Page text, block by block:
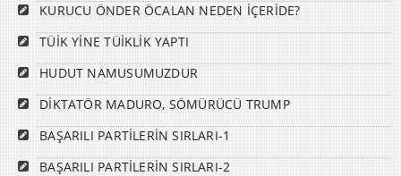
KURUCU ÖNDER ÖCALAN NEDEN İÇERİDE?
TÜİK YİNE TÜİKLİK YAPTI
HUDUT NAMUSUMUZDUR
DİKTATÖR MADURO, SÖMÜRÜCÜ TRUMP
BAŞARILI PARTİLERİN SIRLARI-1
BAŞARILI PARTİLERİN SIRLARI-2